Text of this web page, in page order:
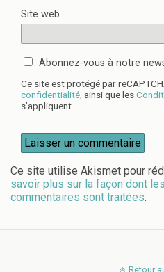
Site web
Abonnez-vous à notre
Ce site est protégé par
confidentialité, ainsi que les
s’appliquent.
Ce site utilise Akismet pour
savoir plus sur la façon dont
commentaires sont traitées.
Retour